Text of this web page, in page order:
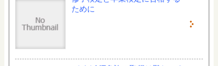
ために